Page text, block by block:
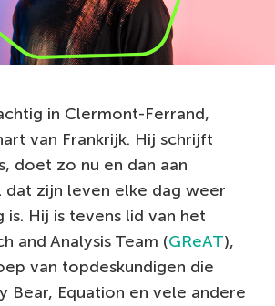
in Clermont-Ferrand,
van Frankrijk. Hij schrijft
doet zo nu en dan aan
dat zijn leven elke dag weer
is. Hij is tevens lid van het
and Analysis Team (GReAT),
van topdeskundigen die
Bear, Equation en vele andere